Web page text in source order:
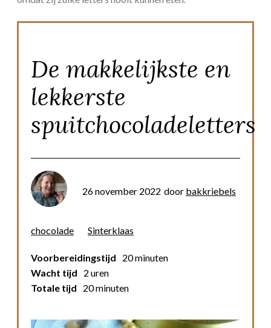
De makkelijkste en
lekkerste
spuitchocoladeletters
26 november 2022 door bakkriebels
chocolade Sinterklaas
Voorbereidingstijd
20 minuten
Wacht tijd
2 uren
Totale tijd
20 minuten